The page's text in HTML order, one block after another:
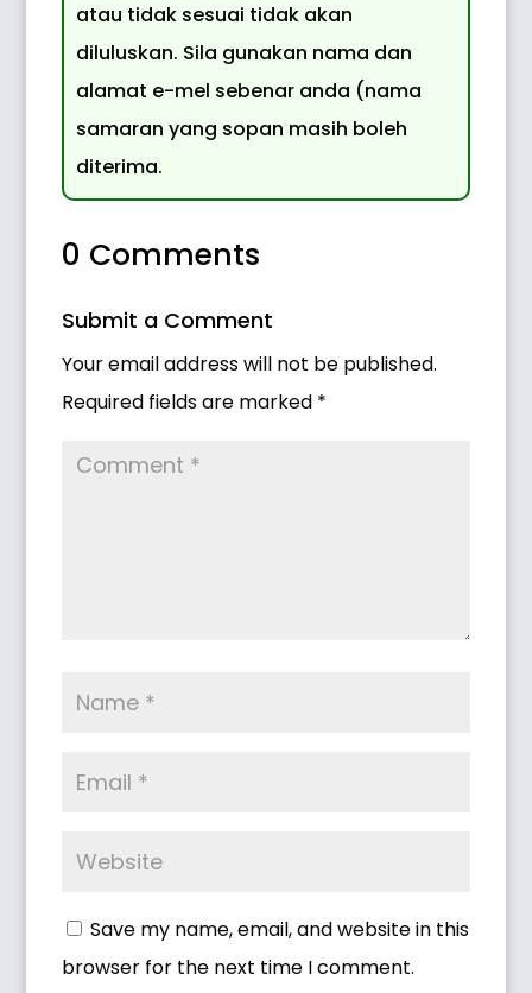
atau tidak sesuai tidak akan
diluluskan. Sila gunakan nama dan
alamat e-mel sebenar anda (nama
samaran yang sopan masih boleh
diterima.
0 Comments
Submit a Comment
Your email address will not be published.
Required fields are marked *
Save my name, email, and website in this
browser for the next time I comment.